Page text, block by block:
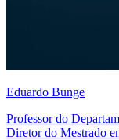
Eduardo Bunge
Professor do
Diretor do Mestrado